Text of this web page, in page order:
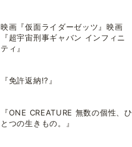
映画『仮面ライダーゼッツ』映画
『超宇宙刑事ギャバン インフィニ
ティ』
『免許返納!?』
『ONE CREATURE 無数の個性、ひ
とつの生きもの。』